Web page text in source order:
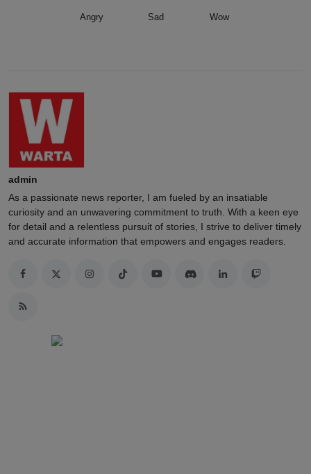
Angry Sad Wow
admin
As a passionate news reporter, I am fueled by an insatiable
curiosity and an unwavering commitment to truth. With a keen eye
for detail and a relentless pursuit of stories, I strive to deliver timely
and accurate information that empowers and engages readers.